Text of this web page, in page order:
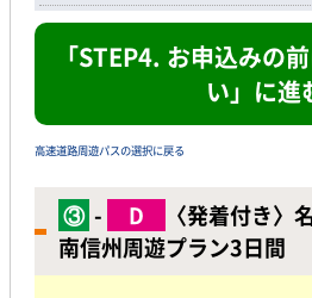
「STEP4. お申込みの
い」に進
高速道路周遊パスの選択に戻る
③ - D
〈発着付き〉
南信州周遊プラン3日間